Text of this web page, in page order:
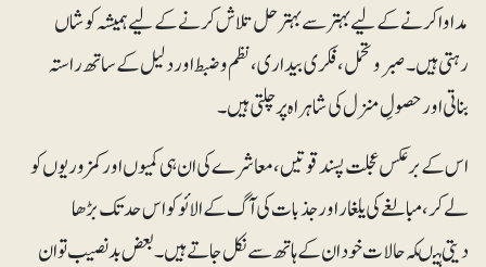
مداوا کرنے کے لیے بہتر سے بہتر حل تلاش کرنے کے لیے ہمیشہ کوشاں
رہتی ہیں۔ صبرو تحمل، فکری بیداری، نظم و ضبط اور دلیل کے ساتھ راستہ
بناتی اور حصولِ منزل کی شاہراہ پر چلتی ہیں۔
اس کے برعکس عجلت پسند قوتیں، معاشرے کی ان ہی کمیوں اور کمزوریوں کو
لے کر، مبالغے کی یلغار اور جذبات کی آگ کے الائو کو اس حد تک بڑھا
دیتی ہیںکہ حالات خود ان کے ہاتھ سے نکل جاتے ہیں۔ بعض بدنصیب تو ان